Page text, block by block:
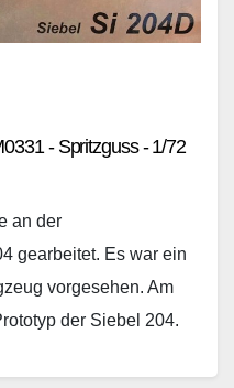
- Spritzguss - 1/72
an der
gearbeitet. Es war ein
vorgesehen. Am
der Siebel 204.